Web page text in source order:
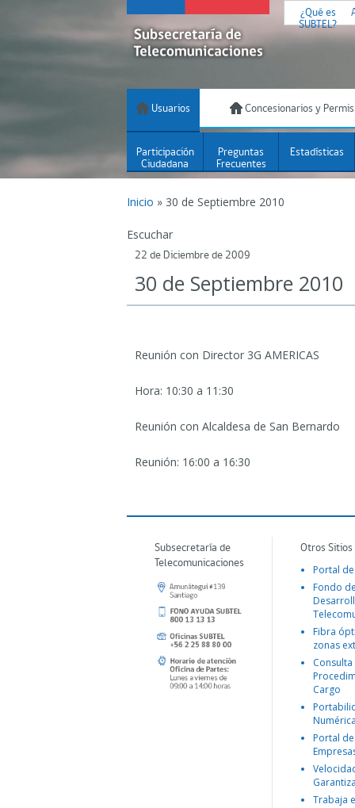
¿Qué es
SUBTEL?
Usuarios Concesionarios y
Participación
Ciudadana
Preguntas
Frecuentes
Estadísticas
Inicio » 30 de Septiembre 2010
Escuchar
22 de Diciembre de 2009
30 de Septiembre 2010
Reunión con Director 3G AMERICAS
Hora: 10:30 a 11:30
Reunión con Alcaldesa de San Bernardo
Reunión: 16:00 a 16:30
Subsecretaría de
Telecomunicaciones
Otros
Portal
Fondo
Fibra
zonas
Consulta
Cargo
Portal
Trabaja